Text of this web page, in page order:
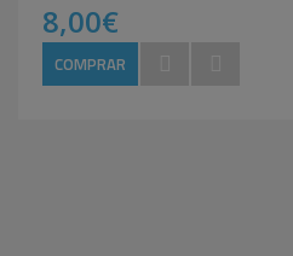
8,00€
COMPRAR